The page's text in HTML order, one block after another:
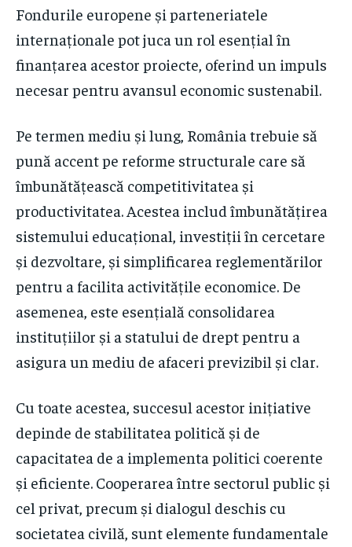
Fondurile europene și parteneriatele
internaționale pot juca un rol esențial în
finanțarea acestor proiecte, oferind un impuls
necesar pentru avansul economic sustenabil.
Pe termen mediu și lung, România trebuie să
pună accent pe reforme structurale care să
îmbunătățească competitivitatea și
productivitatea. Acestea includ îmbunătățirea
sistemului educațional, investiții în cercetare
și dezvoltare, și simplificarea reglementărilor
pentru a facilita activitățile economice. De
asemenea, este esențială consolidarea
instituțiilor și a statului de drept pentru a
asigura un mediu de afaceri previzibil și clar.
Cu toate acestea, succesul acestor inițiative
depinde de stabilitatea politică și de
capacitatea de a implementa politici coerente
și eficiente. Cooperarea între sectorul public și
cel privat, precum și dialogul deschis cu
societatea civilă, sunt elemente fundamentale